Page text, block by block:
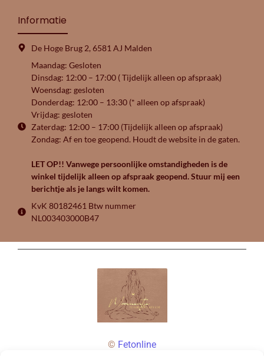
Informatie
De Hoge Brug 2, 6581 AJ Malden
Maandag: Gesloten
Dinsdag: 12:00 – 17:00 ( Tijdelijk alleen op afspraak)
Woensdag: gesloten
Donderdag: 12:00 – 13:30 (* alleen op afspraak)
Vrijdag: gesloten
Zaterdag: 12:00 – 17:00 (Tijdelijk alleen op afspraak)
Zondag: Af en toe geopend. Houdt de website in de gaten.
LET OP!! Vanwege persoonlijke omstandigheden is de
winkel tijdelijk alleen op afspraak geopend. Stuur mij een
berichtje als je langs wilt komen.
KvK 80182461 Btw nummer
NL003403000B47
© Fetonline